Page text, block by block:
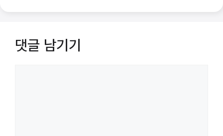
댓글 남기기